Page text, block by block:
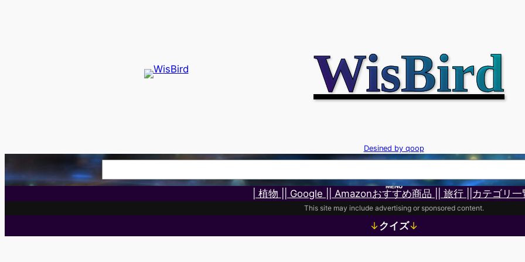
WisBird
Desined by qoop
検
索
MENU
| 植物 | | Google | | Amazonおすすめ商品 | | 旅行 | |カテゴリ
This site may include advertising or sponsored content.
↓クイズ↓